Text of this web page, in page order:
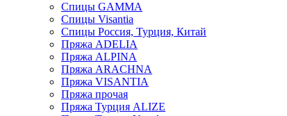
Спицы GAMMA
Спицы Visantia
Спицы Россия, Турция, Китай
Пряжа ADELIA
Пряжа ALPINA
Пряжа ARACHNA
Пряжа VISANTIA
Пряжа прочая
Пряжа Турция ALIZE